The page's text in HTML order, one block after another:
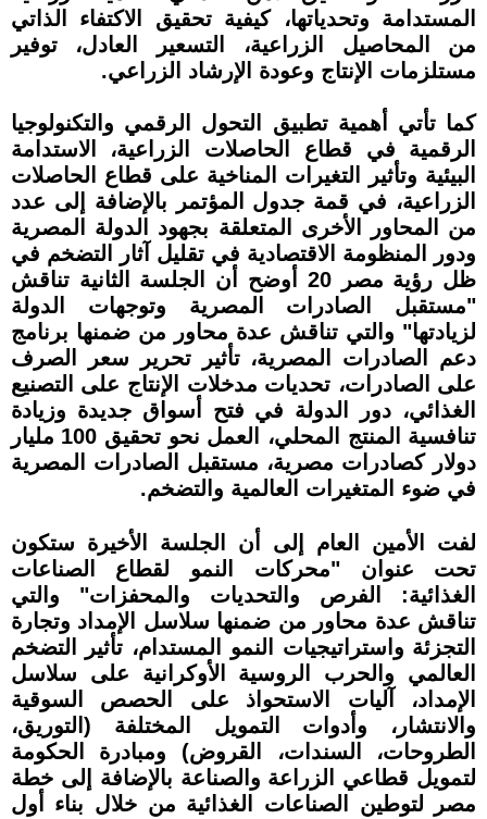
المستدامة وتحدياتها، كيفية تحقيق الاكتفاء الذاتي
من المحاصيل الزراعية، التسعير العادل، توفير
مستلزمات الإنتاج وعودة الإرشاد الزراعي.
كما تأتي أهمية تطبيق التحول الرقمي والتكنولوجيا
الرقمية في قطاع الحاصلات الزراعية، الاستدامة
البيئية وتأثير التغيرات المناخية على قطاع الحاصلات
الزراعية، في قمة جدول المؤتمر بالإضافة إلى عدد
من المحاور الأخرى المتعلقة بجهود الدولة المصرية
ودور المنظومة الاقتصادية في تقليل آثار التضخم في
ظل رؤية مصر 20 أوضح أن الجلسة الثانية تناقش
"مستقبل الصادرات المصرية وتوجهات الدولة
لزيادتها" والتي تناقش عدة محاور من ضمنها برنامج
دعم الصادرات المصرية، تأثير تحرير سعر الصرف
على الصادرات، تحديات مدخلات الإنتاج على التصنيع
الغذائي، دور الدولة في فتح أسواق جديدة وزيادة
تنافسية المنتج المحلي، العمل نحو تحقيق 100 مليار
دولار كصادرات مصرية، مستقبل الصادرات المصرية
في ضوء المتغيرات العالمية والتضخم.
لفت الأمين العام إلى أن الجلسة الأخيرة ستكون
تحت عنوان "محركات النمو لقطاع الصناعات
الغذائية: الفرص والتحديات والمحفزات" والتي
تناقش عدة محاور من ضمنها سلاسل الإمداد وتجارة
التجزئة واستراتيجيات النمو المستدام، تأثير التضخم
العالمي والحرب الروسية الأوكرانية على سلاسل
الإمداد، آليات الاستحواذ على الحصص السوقية
والانتشار، وأدوات التمويل المختلفة (التوريق،
الطروحات، السندات، القروض) ومبادرة الحكومة
لتمويل قطاعي الزراعة والصناعة بالإضافة إلى خطة
مصر لتوطين الصناعات الغذائية من خلال بناء أول